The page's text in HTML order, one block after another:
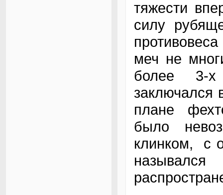
тяжести
силу
меч не
более 3-х
заключался
плане
было
клинком, с